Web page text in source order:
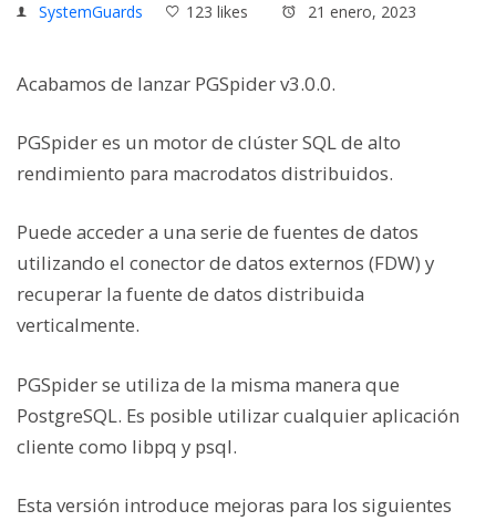
SystemGuards 123 likes 21 enero, 2023
Acabamos de lanzar PGSpider v3.0.0.
PGSpider es un motor de clúster SQL de alto
rendimiento para macrodatos distribuidos.
Puede acceder a una serie de fuentes de datos
utilizando el conector de datos externos (FDW) y
recuperar la fuente de datos distribuida
verticalmente.
PGSpider se utiliza de la misma manera que
PostgreSQL. Es posible utilizar cualquier aplicación
cliente como libpq y psql.
Esta versión introduce mejoras para los siguientes